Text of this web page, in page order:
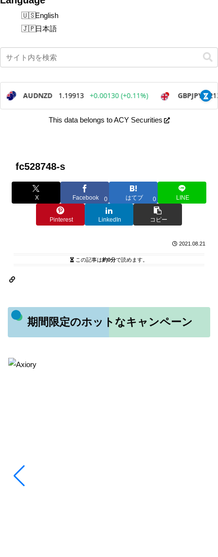
English
日本語
This data belongs to ACY Securities
fc528748-s
X Facebook 0 はてブ 0 LINE
Pinterest LinkedIn コピー
2021.08.21
この記事は約0分で読めます。
期間限定のホットなキャンペーン